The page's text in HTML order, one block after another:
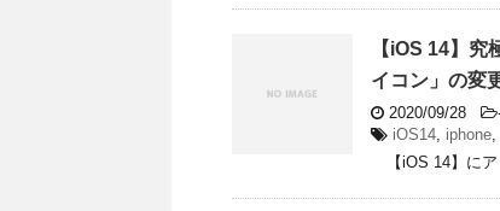
【iOS 14】
イコン」の
2020/09/28
iOS14 iphone
【iOS 14】にア